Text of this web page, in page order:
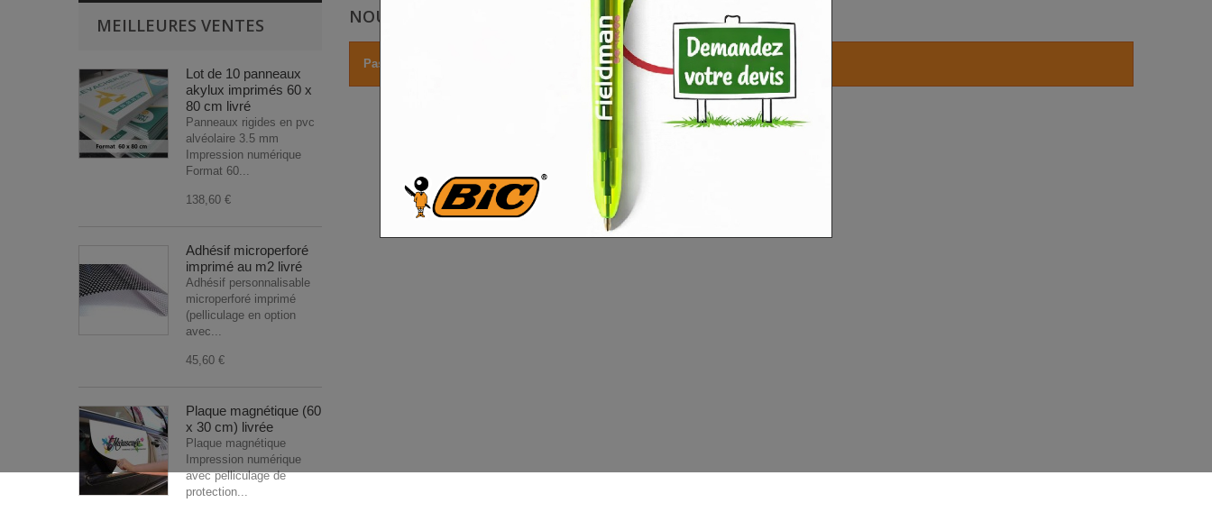
MEILLEURES VENTES
Lot de 10 panneaux
akylux imprimés 60 x
80 cm livré
Panneaux rigides en pvc
alvéolaire 3.5 mm
Impression numérique
Format 60...
138,60 €
Adhésif microperforé
imprimé au m2 livré
Adhésif personnalisable
microperforé imprimé
(pelliculage en option
avec...
45,60 €
Plaque magnétique (60
x 30 cm) livrée
Plaque magnétique
Impression numérique
avec pelliculage de
protection...
NOUVEAUX PRODUITS
Pas de nouveaux produits